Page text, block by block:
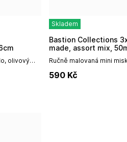
olivový
Skladem
Ručně malovaná mini
myčky a mikrovlnné...
Bastion Collections 3x mini MISTIČKA - Hand
made, assort mix,
590 Kč